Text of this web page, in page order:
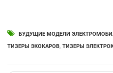
БУДУЩИЕ МОДЕЛИ
ТИЗЕРЫ ЭКОКАРОВ, ТИЗЕРЫ